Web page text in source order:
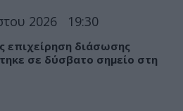
2026 19:30
επιχείρηση διάσωσης
σε δύσβατο σημείο στη